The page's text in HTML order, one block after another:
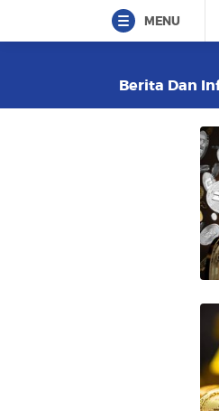
MENU
Berita Dan